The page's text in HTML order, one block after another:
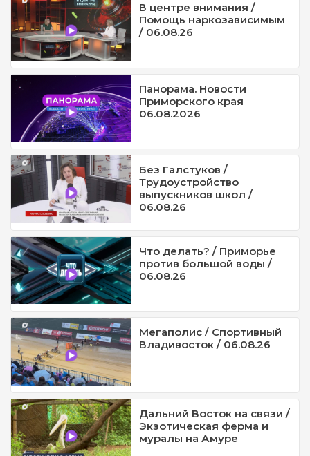
В центре внимания /
Помощь наркозависимым
/ 06.08.26
Панорама. Новости
Приморского края
06.08.2026
Без Галстуков /
Трудоустройство
выпускников школ /
06.08.26
Что делать? / Приморье
против большой воды /
06.08.26
Мегаполис / Спортивный
Владивосток / 06.08.26
Дальний Восток на связи /
Экзотическая ферма и
муралы на Амуре